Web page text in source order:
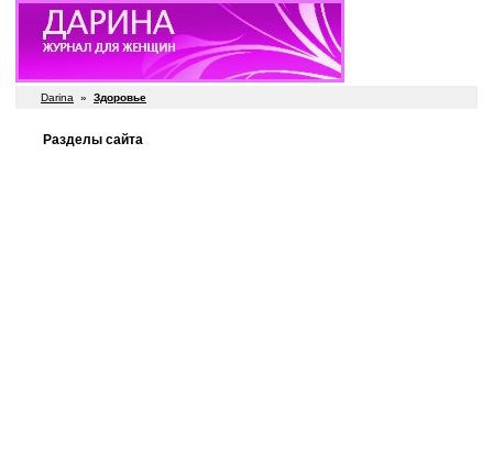
Darina » Здоровье
Разделы сайта